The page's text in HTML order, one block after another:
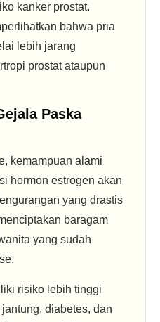
kanker prostat.
bahwa pria
lebih jarang
prostat ataupun
Paska
kemampuan alami
hormon estrogen akan
yang drastis
baragam
yang sudah
risiko lebih tinggi
diabetes, dan